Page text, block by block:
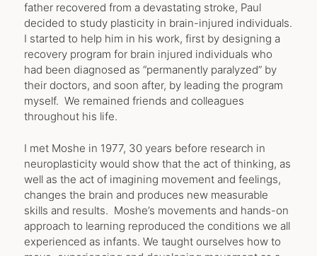
father recovered from a devastating stroke, Paul
decided to study plasticity in brain-injured individuals.
I started to help him in his work, first by designing a
recovery program for brain injured individuals who
had been diagnosed as “permanently paralyzed” by
their doctors, and soon after, by leading the program
myself. We remained friends and colleagues
throughout his life.
I met Moshe in 1977, 30 years before research in
neuroplasticity would show that the act of thinking, as
well as the act of imagining movement and feelings,
changes the brain and produces new measurable
skills and results. Moshe’s movements and hands-on
approach to learning reproduced the conditions we all
experienced as infants. We taught ourselves how to